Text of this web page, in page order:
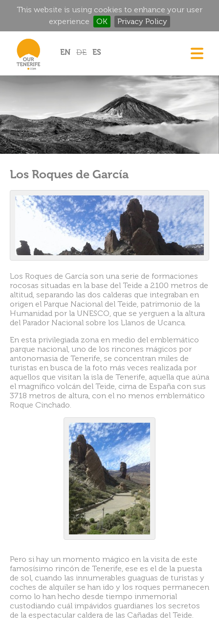
This website is using cookies to enhance your user
experience
OK
Privacy Policy
EN
DE ES
CASAS
GOURMET
MANSIONES HISTÓRICAS
RINCONES MÁGICOS
GOLF
Los Roques de García
Los Roques de García son una serie de formaciones
rocosas situadas en la base del Teide a 2100 metros de
altitud, separando las dos calderas que integraban en
origen el Parque Nacional del Teide, patrimonio de la
Humanidad por la UNESCO, que se yerguen a la altura
del Parador Nacional sobre los Llanos de Ucanca.
En esta privilegiada zona en medio del emblemático
parque nacional, uno de los rincones mágicos por
antonomasia de Tenerife, se concentran miles de
turistas en busca de la foto más veces realizada por
aquellos que visitan la isla de Tenerife, aquella que aúna
el magnífico volcán del Teide, cima de España con sus
3718 metros de altura, con el no menos emblemático
Roque Cinchado.
Pero si hay un momento mágico en la visita de este
famosísimo rincón de Tenerife, ese es el de la puesta
de sol, cuando las innumerables guaguas de turistas y
coches de alquiler se han ido y los roques permanecen
como lo han hecho desde tiempo inmemorial
custodiando cuál impávidos guardianes los secretos
de la espectacular caldera de las Cañadas del Teide.